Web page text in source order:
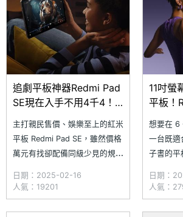
等，無疑都是極
容量電
途更加
追劇平板神器Redmi Pad
SE現在入手不用4千4！
(2025.2)
主打親民售價、娛樂至上的紅米
平板 Redmi Pad SE，雖然價格
萬元有找卻配備同級少見的規
4 個立體聲揚聲器與
8,000mAh 大容量電池，即使
看電影或追劇，也能提供不錯的
日期：2025-02-16
人氣：19201
11吋螢
平板！
想要在 6
一台既適
子書的平
絕對會是
11 吋
載 4 個
日期：
人氣：